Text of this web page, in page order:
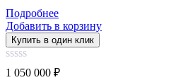
Подробнее
Добавить в корзину
Купить в один клик
01 050 000 ₽